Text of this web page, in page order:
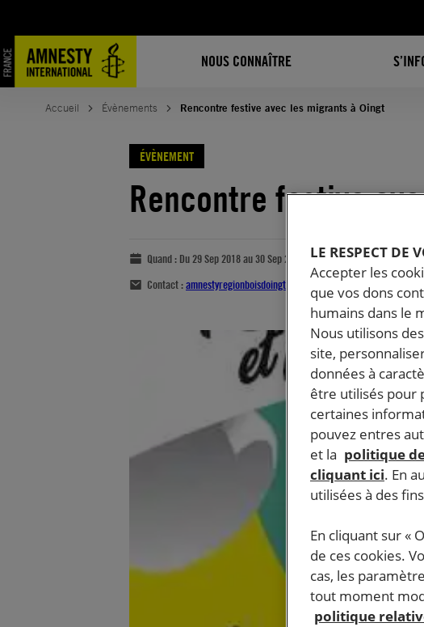
NOUS CONNAÎTRE
Accueil Évènements Rencontre festive avec les migrants à Oingt
ÉVÈNEMENT
Rencontre festive
Quand : Du 29 Sep 2018 au 30 Sep 2018
Contact :amnestyregionboisdoingt@gmail.com
LE RESPECT DE
Accepter les
que vos dons
humains dans le
Nous utilisons
site,
données à
être utilisés pour
certaines
pouvez entres
et la politique
cliquant ici. En
utilisées à des
En cliquant sur «
de ces cookies.
cas, les
tout moment
politique